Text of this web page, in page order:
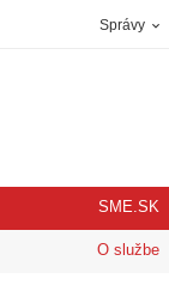
Správy
SME.SK
O službe